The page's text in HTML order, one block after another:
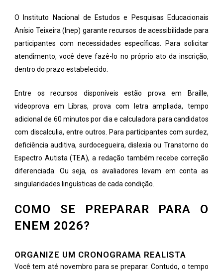
O Instituto Nacional de Estudos e Pesquisas Educacionais
Anísio Teixeira (Inep) garante recursos de acessibilidade para
participantes com necessidades específicas. Para solicitar
atendimento, você deve fazê-lo no próprio ato da inscrição,
dentro do prazo estabelecido.
Entre os recursos disponíveis estão prova em Braille,
videoprova em Libras, prova com letra ampliada, tempo
adicional de 60 minutos por dia e calculadora para candidatos
com discalculia, entre outros. Para participantes com surdez,
deficiência auditiva, surdocegueira, dislexia ou Transtorno do
Espectro Autista (TEA), a redação também recebe correção
diferenciada. Ou seja, os avaliadores levam em conta as
singularidades linguísticas de cada condição.
COMO SE PREPARAR PARA O
ENEM 2026?
ORGANIZE UM CRONOGRAMA REALISTA
Você tem até novembro para se preparar. Contudo, o tempo